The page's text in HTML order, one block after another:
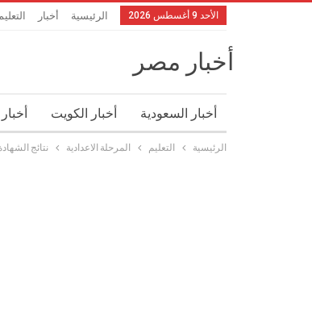
الأحد 9 أغسطس 2026 الرئيسية أخبار
أخبار مصر
أخبار السعودية أخبار الكويت
الرئيسية التعليم المرحلة الاعدادية نتائج